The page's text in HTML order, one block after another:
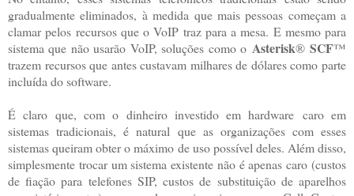
gradualmente eliminados, à medida que mais pessoas começam a
clamar pelos recursos que o VoIP traz para a mesa. E mesmo para
sistema que não usarão VoIP, soluções como o Asterisk®SCF™
trazem recursos que antes custavam milhares de dólares como parte
incluída do software.
É claro que, com o dinheiro investido em hardware caro em
sistemas tradicionais, é natural que as organizações com esses
sistemas queiram obter o máximo de uso possível deles. Além disso,
simplesmente trocar um sistema existente não é apenas caro (custos
de fiação para telefones SIP, custos de substituição de aparelhos